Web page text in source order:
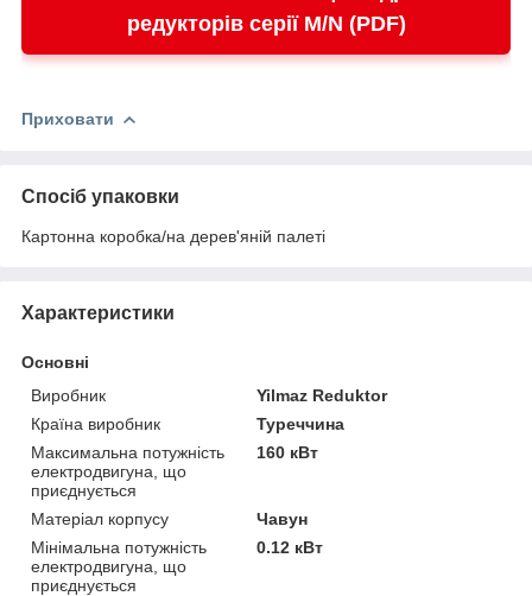
редукторів серії M/N (PDF)
Приховати
Спосіб упаковки
Картонна коробка/на дерев'яній палеті
Характеристики
Основні
Виробник
Yilmaz Reduktor
Країна виробник
Туреччина
Максимальна потужність
електродвигуна, що
приєднується
160 кВт
Матеріал корпусу
Чавун
Мінімальна потужність
електродвигуна, що
приєднується
0.12 кВт